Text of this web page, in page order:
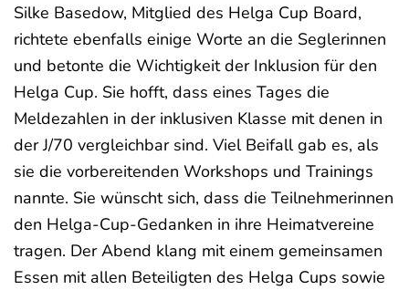
Silke Basedow, Mitglied des Helga Cup Board,
richtete ebenfalls einige Worte an die Seglerinnen
und betonte die Wichtigkeit der Inklusion für den
Helga Cup. Sie hofft, dass eines Tages die
Meldezahlen in der inklusiven Klasse mit denen in
der J/70 vergleichbar sind. Viel Beifall gab es, als
sie die vorbereitenden Workshops und Trainings
nannte. Sie wünscht sich, dass die Teilnehmerinnen
den Helga-Cup-Gedanken in ihre Heimatvereine
tragen. Der Abend klang mit einem gemeinsamen
Essen mit allen Beteiligten des Helga Cups sowie